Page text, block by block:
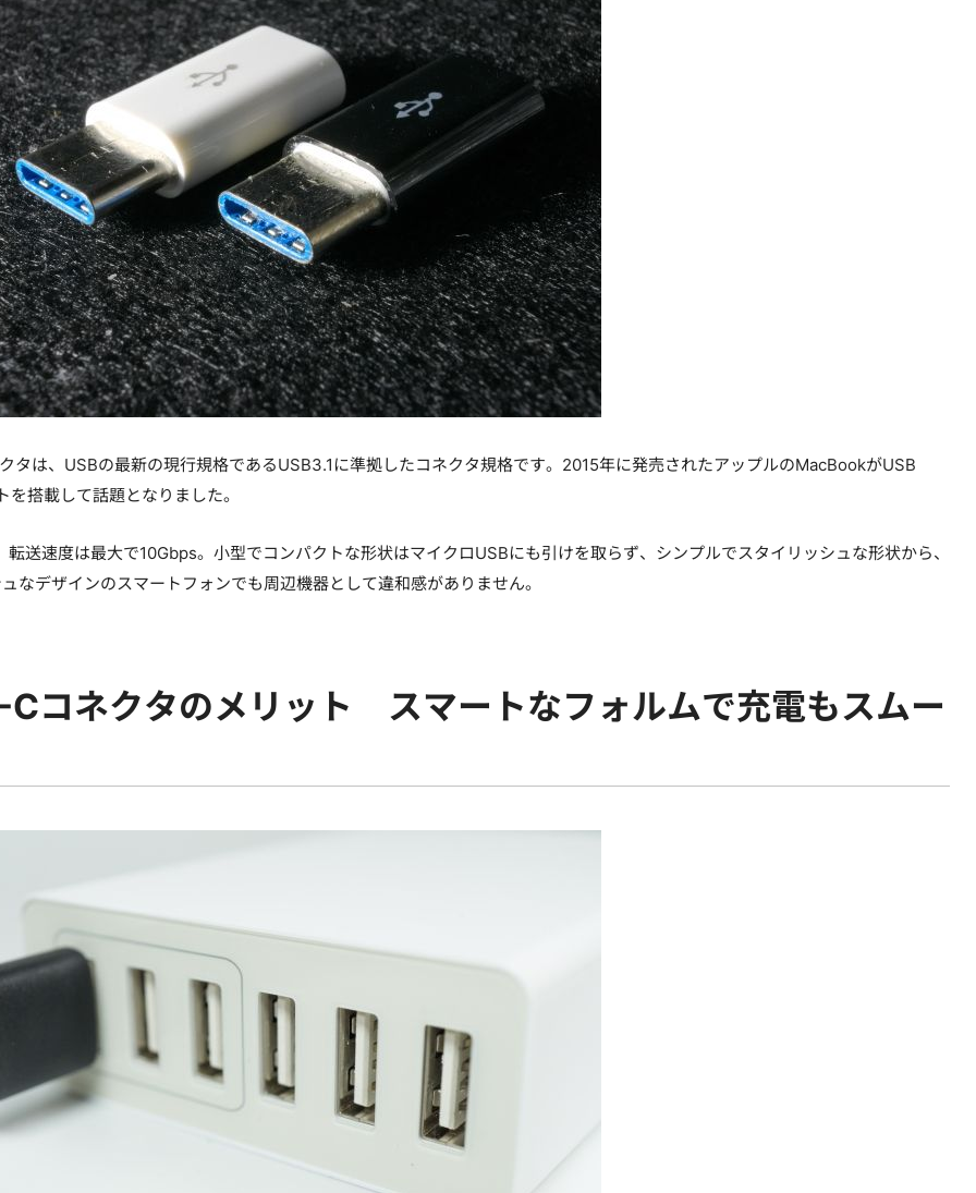
タは、USBの最新の現行規格であるUSB3.1に準拠したコネクタ規格です。2015年に発売されたアップルのMacBookがUSB
搭載して話題となりました。
転送速度は最大で10Gbps。小型でコンパクトな形状はマイクロUSBにも引けを取らず、シンプルでスタイリッシュな形状から、
なデザインのスマートフォンでも周辺機器として違和感がありません。
コネクタのメリット スマートなフォルムで充電もスムー